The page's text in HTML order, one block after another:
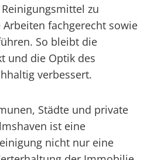
zu
fachgerecht sowie
So bleibt die
und die Optik des
verbessert.
Städte und private
ist eine
nicht nur eine